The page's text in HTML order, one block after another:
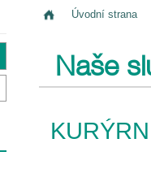
Úvodní strana
Naše